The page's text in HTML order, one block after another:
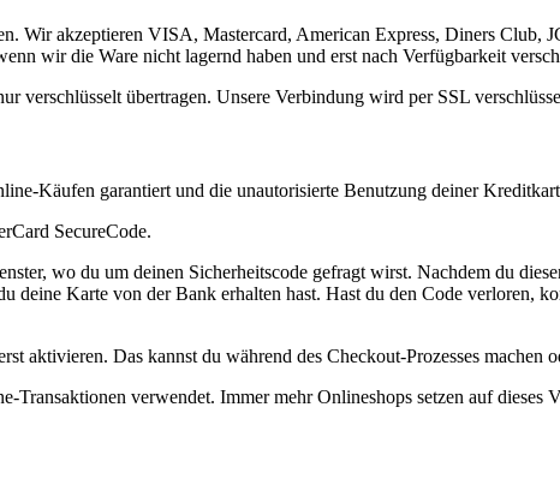
Wir akzeptieren VISA, Mastercard, American Express, Diners Club,
wir die Ware nicht lagernd haben und erst nach Verfügbarkeit
verschlüsselt übertragen. Unsere Verbindung wird per SSL
Käufen garantiert und die unautorisierte Benutzung deiner
SecureCode.
wo du um deinen Sicherheitscode gefragt wirst. Nachdem du
Karte von der Bank erhalten hast. Hast du den Code verloren,
aktivieren. Das kannst du während des Checkout-Prozesses machen
verwendet. Immer mehr Onlineshops setzen auf dieses